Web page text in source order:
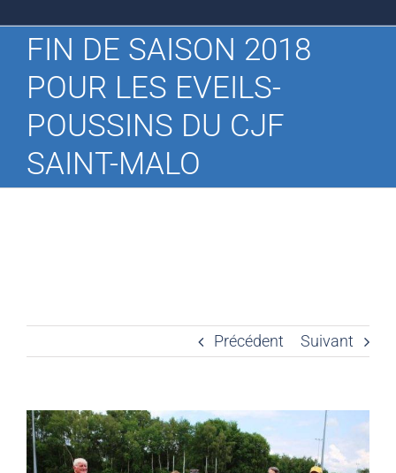
FIN DE SAISON 2018
POUR LES EVEILS-
POUSSINS DU CJF
SAINT-MALO
Précédent Suivant